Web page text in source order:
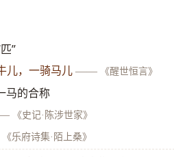
”
儿，一骑马儿 —— 《醒世恒言》
马的合称
《史记·陈涉世家》
《乐府诗集·陌上桑》